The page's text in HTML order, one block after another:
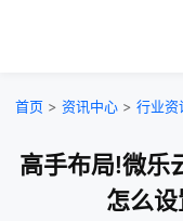
首页 > 资讯中心 > 行业资
高手布局!微乐
怎么